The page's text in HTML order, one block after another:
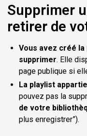
Supprimer
retirer de
Vous avez créé la
supprimer. Elle
page publique si
La playlist
pouvez pas la
de votre
plus enregistrer”).